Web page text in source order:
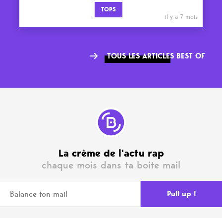
TOPS
il y a 7 mois
TOUS LES ARTICLES BEST OF
La crème de l'actu rap
chaque mois dans ta boite mail